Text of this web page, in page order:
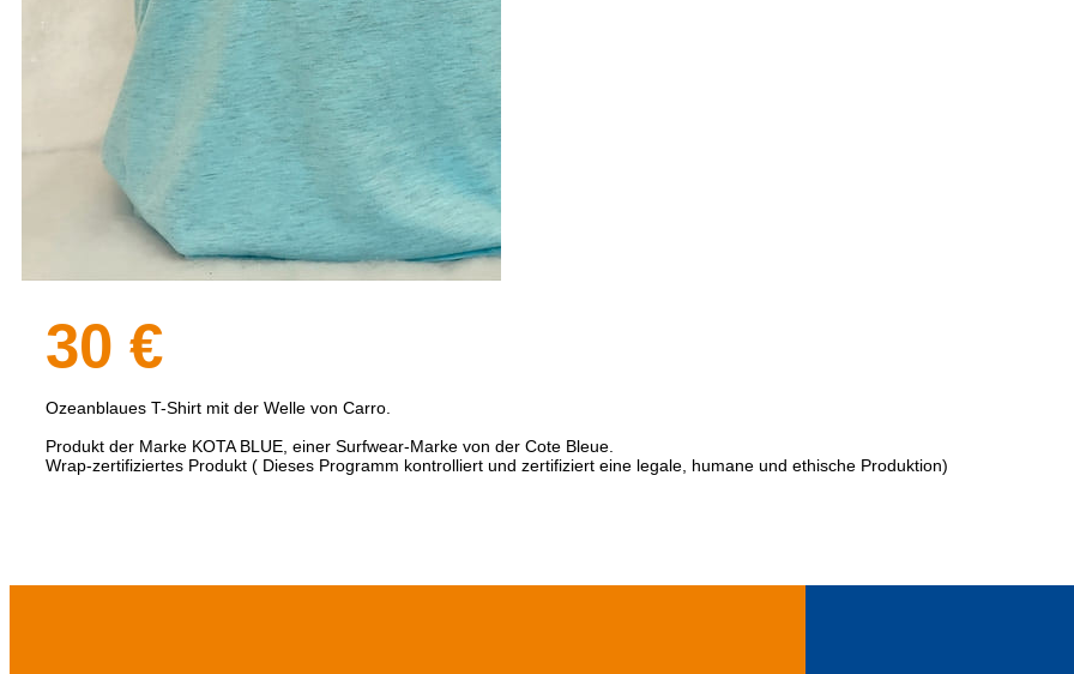
30 €
Ozeanblaues T-Shirt mit der Welle von Carro.
Produkt der Marke KOTA BLUE, einer Surfwear-Marke von der Cote Bleue.
Wrap-zertifiziertes Produkt ( Dieses Programm kontrolliert und zertifiziert eine legale, humane und ethische Produktion)